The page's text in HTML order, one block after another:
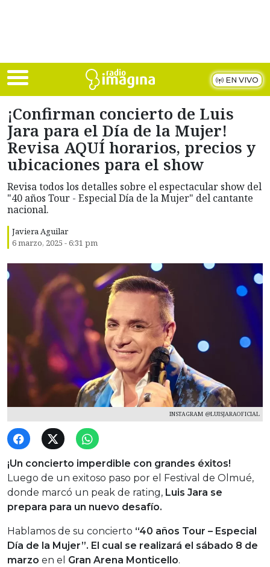
EN VIVO
¡Confirman concierto de Luis
Jara para el Día de la Mujer!
Revisa AQUÍ horarios, precios y
ubicaciones para el show
Revisa todos los detalles sobre el espectacular show del
"40 años Tour - Especial Día de la Mujer" del cantante
nacional.
Javiera Aguilar
6 marzo, 2025 - 6:31 pm
INSTAGRAM @LUISJARAOFICIAL
¡Un concierto imperdible con grandes éxitos!
Luego de un exitoso paso por el Festival de Olmué,
donde marcó un peak de rating, Luis Jara se
prepara para un nuevo desafío.
Hablamos de su concierto “40 años Tour – Especial
Día de la Mujer”. El cual se realizará el sábado 8 de
marzo en el Gran Arena Monticello.